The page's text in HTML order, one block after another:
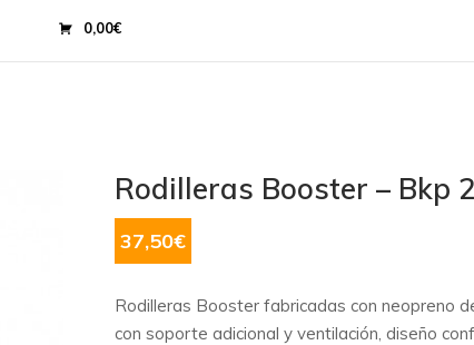
0,00€
Rodilleras Booster – Bkp 2
37,50€
Rodilleras Booster fabricadas con neopreno
con soporte adicional y ventilación, diseño